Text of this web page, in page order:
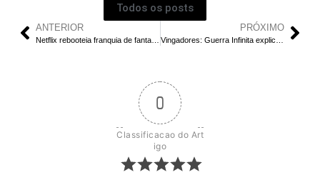
Todos os posts
ANTERIOR PRÓXIMO
0
Classificacao do Art
igo